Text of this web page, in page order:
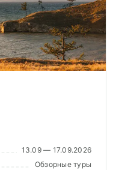
13.09 — 17.09.2026
Обзорные туры